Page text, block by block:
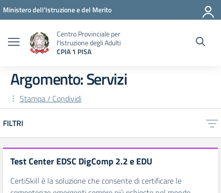
Vai ai contenuti
Vai al menu di navigazione
Vai al footer
Ministero dell'Istruzione e del Merito
Centro Provinciale per
l'Istruzione degli Adulti
CPIA 1 PISA
Argomento: Servizi
Stampa / Condividi
FILTRI
Test Center EDSC DigComp 2.2 e EDU
CertiSkill è la soluzione che consente di certificare le